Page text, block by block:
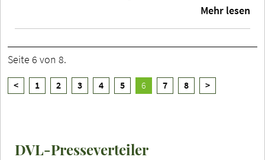
Mehr lesen
Seite 6 von 8.
< 1 2 3 4 5 6 7 8 >
DVL-Presseverteiler